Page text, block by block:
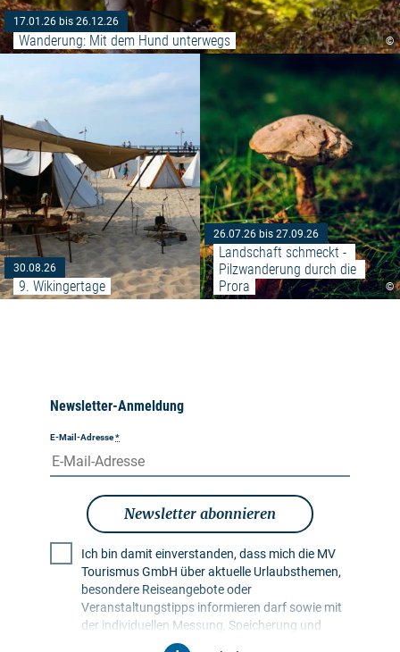
©
17.01.26 bis 26.12.26
Wanderung: Mit dem Hund unterwegs
30.08.26
9. Wikingertage
Weiterlesen: "9. Wikingertage"
©
26.07.26 bis 27.09.26
Landschaft schmeckt -
Pilzwanderung durch die
Prora
Newsletter-Anmeldung
E-Mail-Adresse*
Newsletter abonnieren
Ich bin damit einverstanden, dass mich die MV
Tourismus GmbH über aktuelle Urlaubsthemen,
besondere Reiseangebote oder
Veranstaltungstipps informieren darf sowie mit
der individuellen Messung, Speicherung und
Auswertung von Öffnungs- und Klickraten in